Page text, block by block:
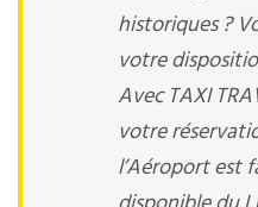
historiques ?
votre
Avec TAXI
votre
l’Aéroport est